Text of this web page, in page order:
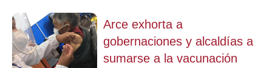
Arce exhorta a
gobernaciones y alcaldías a
sumarse a la vacunación